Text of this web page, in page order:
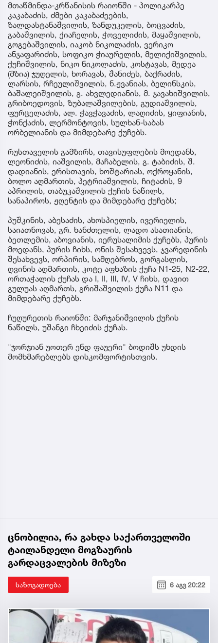
მთაწმინდა-კრწანისის რაიონში - პოლიკარპე
კაკაბაძის, ძმები კაკაბაძეების,
ზალდასტანაშვილის, ზანდუკელის, ბოცვაძის,
გაბაშვილის, ქიაჩელის, ჭოველიძის, მაყაშვილის,
გოგებაშვილის, იაკობ ნიკოლაძის, ვერიკო
ანჯაფარიძის, სოფიკო ჭიაურელის, მელიქიშვილის,
ქუჩიშვილის, ნიკო ნიკოლაძის, კოსტავას, მედეა
(მზია) ჯუღელის, ხორავას, შანიძეს, ბაქრაძის,
ლარსის, რჩეულიშვილის, ნ.ჟვანიას, ბელინსკის,
ბაშალეიშვილის, გ. ახვლედიანის, მ. ჯავახიშვილის,
გრიბოედოვის, ზუბალაშვილების, გუდიაშვილის,
ფურცელაძის, ალ. ჭავჭავაძის, ლაღიძის, ყიფიანის,
ჭონქაძის, ლერმონტოვის, სულხან-საბას
ორბელიანის და მიმდებარე ქუჩებს.
რუსთაველის გამზირს, თავისუფლების მოედანს,
ლეონიძის, იაშვილის, მაჩაბელის, გ. ტაბიძის, შ.
დადიანის, ერისთავის, ხოშტარიას, ოქროყანის,
ბოლო აღმართის, პეტრიაშვილის, ჩიტაძის, 9
აპრილის, თაბუკაშვილის ქუჩის ნაწილს,
სანაპიროს, ჟღენტის და მიმდებარე ქუჩებს;
პუშკინის, აბესაძის, ახოსპიელის, ივერიელის,
საიათნოვას, გრ. ხანძთელის, ლადო ასათიანის,
ბეთლემის, აბოვიანის, იერუსალიმის ქუჩებს, პურის
მოედანს, პურის ჩიხს, ონის შესახვევს, ჯვარედინის
შესახვევს, ორპირის, სამღებროს, გორგასლის,
ღვინის აღმართის, კოტე აფხაზის ქუჩა N1-25, N2-22,
ორთაჭალის ქუჩას და I, II, III, IV, V ჩიხს, დავით
გულუას აღმართს, გრიშაშვილის ქუჩა N11 და
მიმდებარე ქუჩებს.
ჩუღურეთის რაიონში: მარჯანიშვილის ქუჩის
ნაწილს, უშანგი ჩხეიძის ქუჩას.
"ჯორჯიან უოთერ ენდ ფაუერი" ბოდიშს უხდის
მომხმარებლებს დისკომფორტისთვის.
ცნობილია, რა გახდა საქართველოში
ტაილანდელი მოგზაურის
გარდაცვალების მიზეზი
საზოგადოება 6 აგვ 20:22